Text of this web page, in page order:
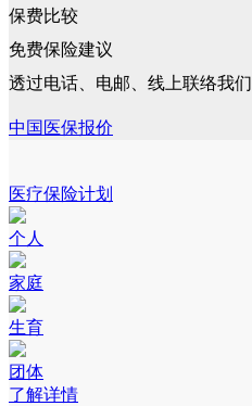
保费比较
免费保险建议
透过电话、电邮、线上联络我们
中国医保报价
医疗保险计划
个人
家庭
生育
团体
了解详情